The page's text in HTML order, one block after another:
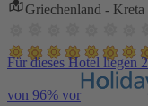
Griechenland - Kreta
Für dieses Hotel liegen
von 96% vor